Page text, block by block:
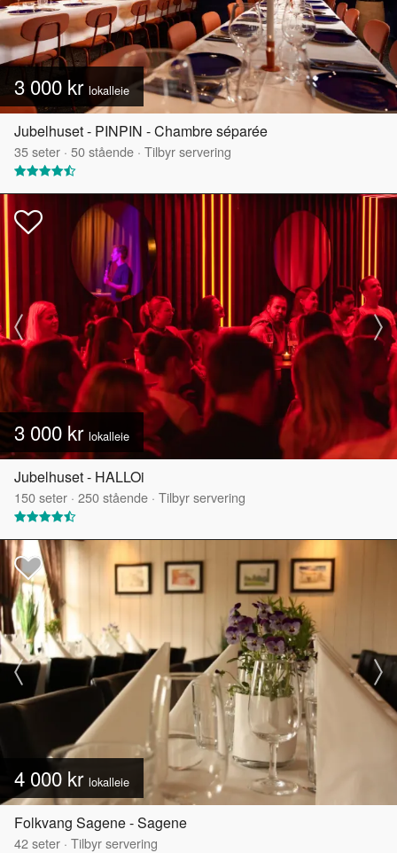
3 000 kr lokalleie
Jubelhuset - PINPIN - Chambre séparée
35seter · 50stående · Tilbyr servering
3 000 kr lokalleie
Jubelhuset - HALLOi
150seter · 250stående · Tilbyr servering
4 000 kr lokalleie
Folkvang Sagene - Sagene
42seter · Tilbyr servering